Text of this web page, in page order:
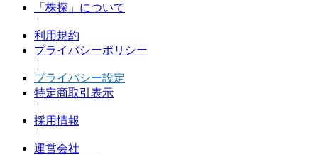
「株探」について
|
利用規約
プライバシーポリシー
|
プライバシー設定
特定商取引表示
|
採用情報
|
運営会社